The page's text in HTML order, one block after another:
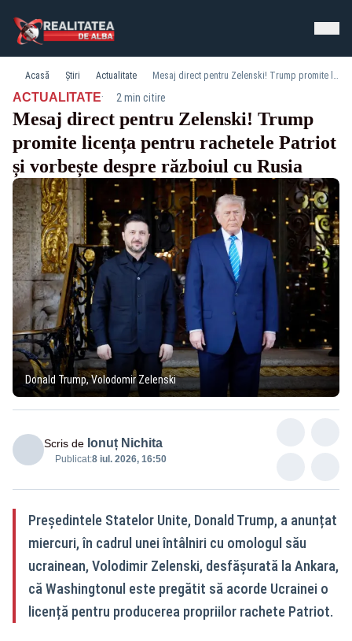
Acasă Știri Actualitate Mesaj direct pentru Zelenski! Trump promite licența pentru rachetele Patriot și vorbește despre războiul cu Rusia
ACTUALITATE· 2 min citire
Mesaj direct pentru Zelenski! Trump
promite licența pentru rachetele Patriot
și vorbește despre războiul cu Rusia
Donald Trump, Volodomir Zelenski
Scris de Ionuț Nichita
Publicat:8 iul. 2026, 16:50
Președintele Statelor Unite, Donald Trump, a anunțat
miercuri, în cadrul unei întâlniri cu omologul său
ucrainean, Volodimir Zelenski, desfășurată la Ankara,
că Washingtonul este pregătit să acorde Ucrainei o
licență pentru producerea propriilor rachete Patriot.